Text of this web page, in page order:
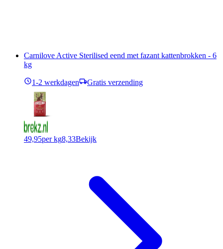
Carnilove Active Sterilised eend met fazant kattenbrokken - 6
kg
1-2 werkdagen Gratis verzending
49,95per kg8,33Bekijk